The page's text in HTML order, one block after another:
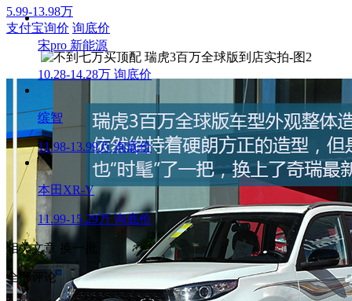
5.99-13.98万
支付宝询价 询底价
宋pro 新能源
10.28-14.28万 询底价
缤智
11.98-13.99万 询底价
本田XR-V
11.99-15.29万 询底价
相关文章 换一批
全部评论